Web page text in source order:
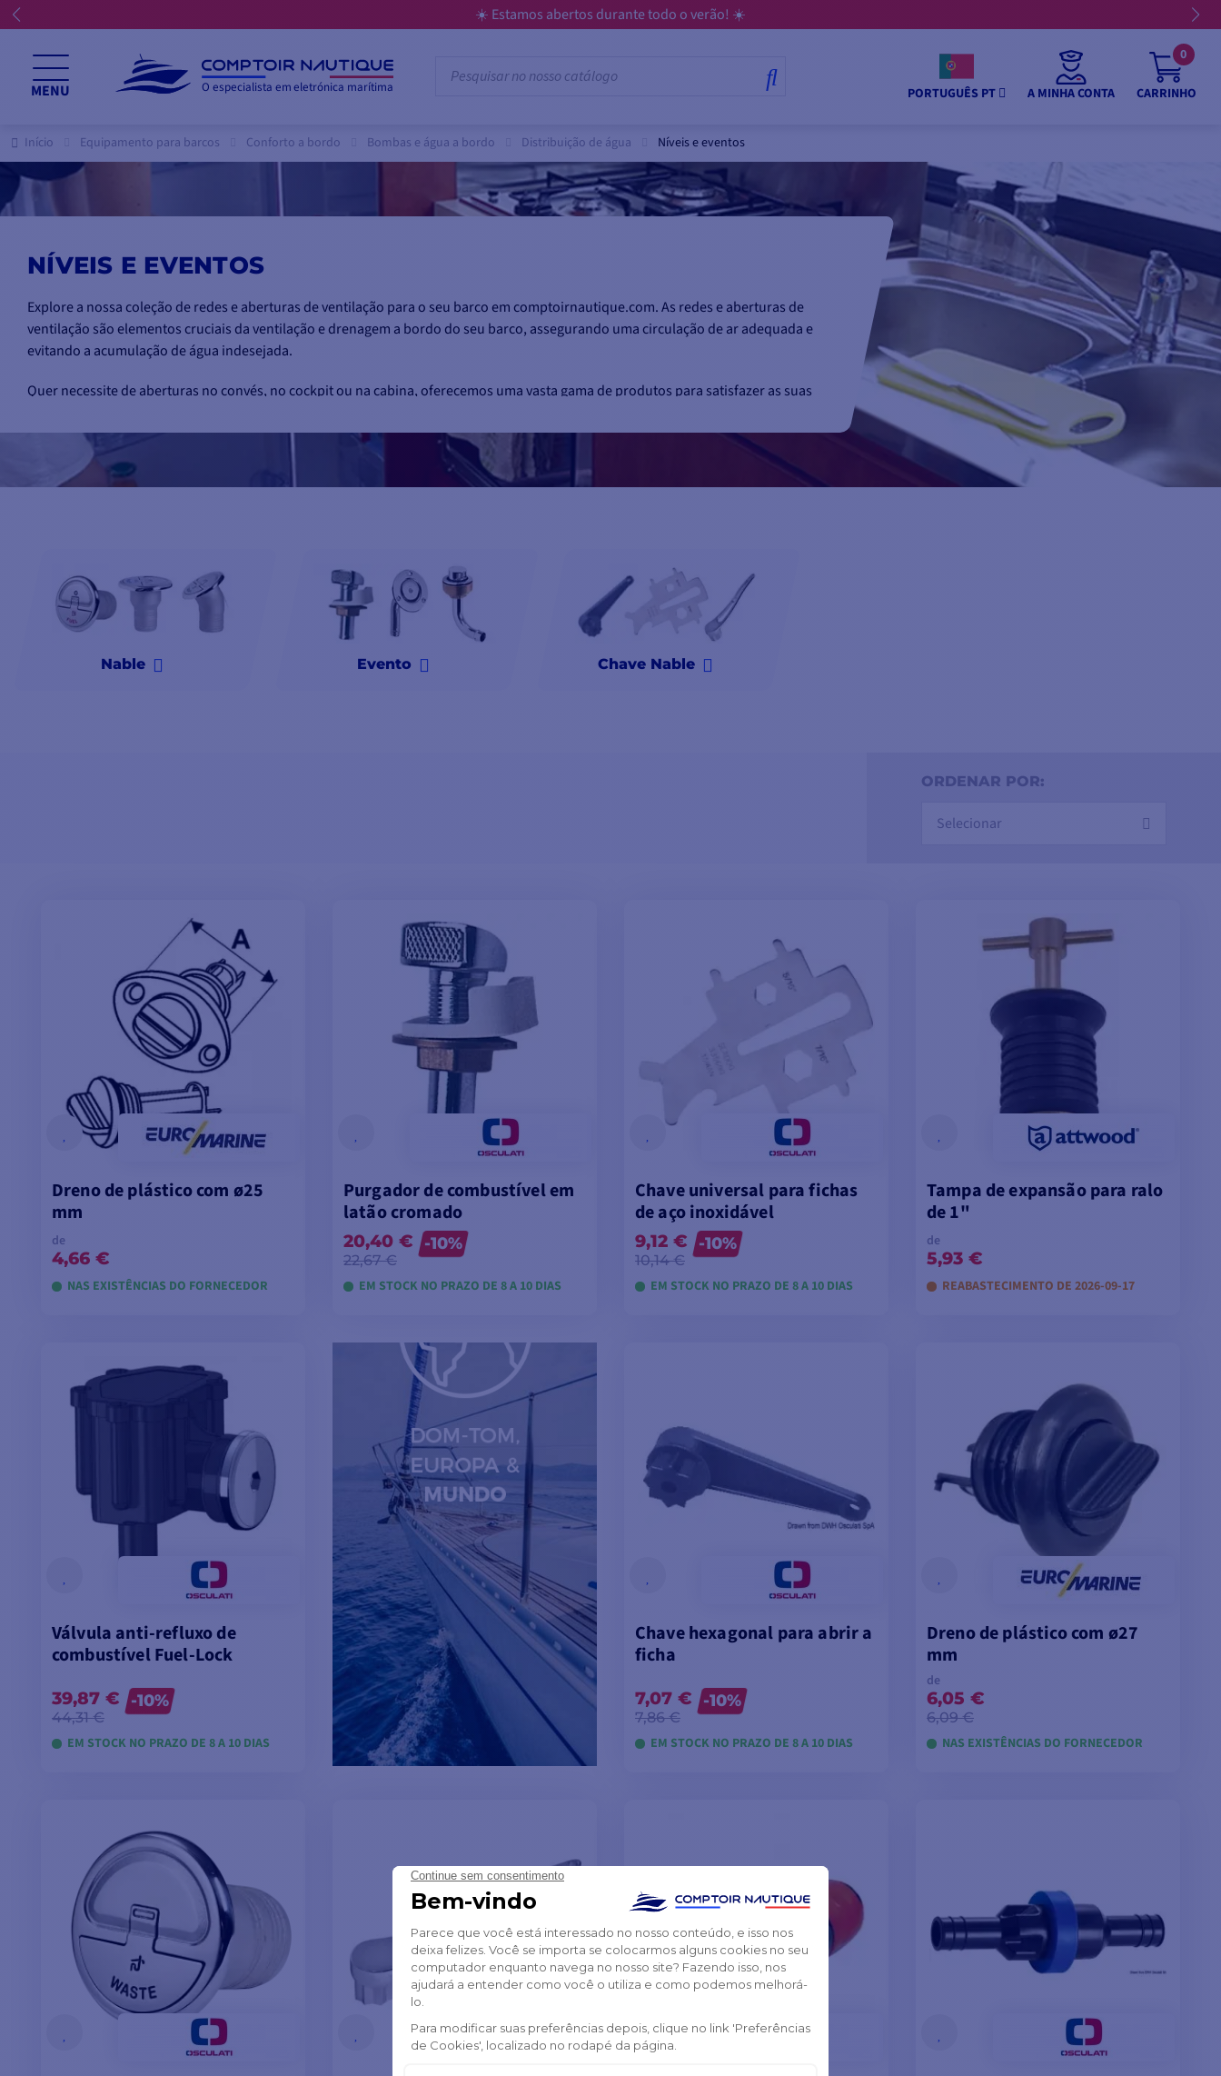
☀️ Estamos abertos durante todo o verão! ☀️
MENU O especialista em eletrónica marítima PORTUGUÊS PT A MINHA CONTA CARRINHO
0
Início Equipamento para barcos Conforto a bordo Bombas e água a bordo Distribuição de água Níveis e eventos
NÍVEIS E EVENTOS
Explore a nossa coleção de redes e aberturas de ventilação para o seu barco em comptoirnautique.com. As redes e aberturas de
ventilação são elementos cruciais da ventilação e drenagem a bordo do seu barco, assegurando uma circulação de ar adequada e
evitando a acumulação de água indesejada.
Quer necessite de aberturas no convés, no cockpit ou na cabina, oferecemos uma vasta gama de produtos para satisfazer as suas
reforçado, os nossos acessórios e respiradouros foram concebidos para suportar as condições marítimas mais adversas, oferecendo
durabilidade
excepcionais.
Nable Evento Chave Nable
ORDENAR POR:
Selecionar
Dreno de plástico com ø25
mm
de
4,66 €
NAS EXISTÊNCIAS DO FORNECEDOR
Purgador de combustível em
latão cromado
20,40 €
22,67 €
-10%
EM STOCK NO PRAZO DE 8 A 10 DIAS
VER MODELOS
Chave universal para fichas
de aço inoxidável
9,12 €
10,14 €
-10%
EM STOCK NO PRAZO DE 8 A 10 DIAS
Tampa de expansão para ralo
de 1"
de
5,93 €
REABASTECIMENTO DE 2026-09-17
Válvula anti-refluxo de
combustível Fuel-Lock
39,87 €
44,31 €
-10%
EM STOCK NO PRAZO DE 8 A 10 DIAS
Chave hexagonal para abrir a
ficha
7,07 €
7,86 €
-10%
EM STOCK NO PRAZO DE 8 A 10 DIAS
Dreno de plástico com ø27
mm
de
6,05 €
6,09 €
NAS EXISTÊNCIAS DO FORNECEDOR